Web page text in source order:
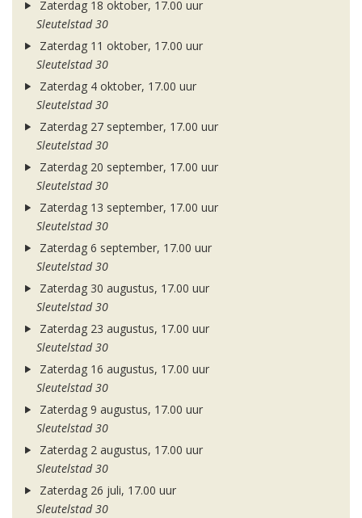
Zaterdag 18 oktober, 17.00 uur
Sleutelstad 30
Zaterdag 11 oktober, 17.00 uur
Sleutelstad 30
Zaterdag 4 oktober, 17.00 uur
Sleutelstad 30
Zaterdag 27 september, 17.00 uur
Sleutelstad 30
Zaterdag 20 september, 17.00 uur
Sleutelstad 30
Zaterdag 13 september, 17.00 uur
Sleutelstad 30
Zaterdag 6 september, 17.00 uur
Sleutelstad 30
Zaterdag 30 augustus, 17.00 uur
Sleutelstad 30
Zaterdag 23 augustus, 17.00 uur
Sleutelstad 30
Zaterdag 16 augustus, 17.00 uur
Sleutelstad 30
Zaterdag 9 augustus, 17.00 uur
Sleutelstad 30
Zaterdag 2 augustus, 17.00 uur
Sleutelstad 30
Zaterdag 26 juli, 17.00 uur
Sleutelstad 30